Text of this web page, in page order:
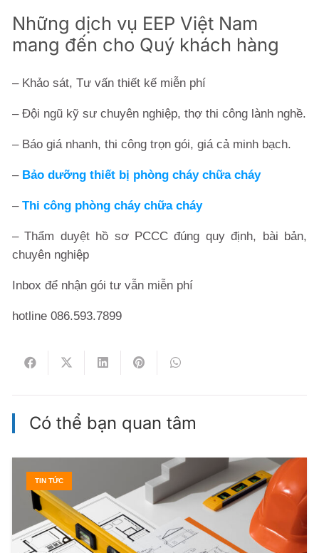
Những dịch vụ EEP Việt Nam
mang đến cho Quý khách hàng
– Khảo sát, Tư vấn thiết kế miễn phí
– Đội ngũ kỹ sư chuyên nghiệp, thợ thi công lành nghề.
– Báo giá nhanh, thi công trọn gói, giá cả minh bạch.
– Bảo dưỡng thiết bị phòng cháy chữa cháy
– Thi công phòng cháy chữa cháy
– Thẩm duyệt hồ sơ PCCC đúng quy định, bài bản,
chuyên nghiệp
Inbox để nhận gói tư vẫn miễn phí
hotline 086.593.7899
Có thể bạn quan tâm
TIN TỨC